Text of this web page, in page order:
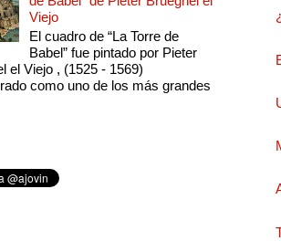
Viejo
El cuadro de “La Torre de
Babel” fue pintado por Pieter
el Viejo , (1525 - 1569)
como uno de los más grandes